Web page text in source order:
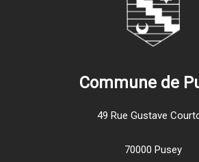
Commune de
49 Rue Gustave
70000 Pusey